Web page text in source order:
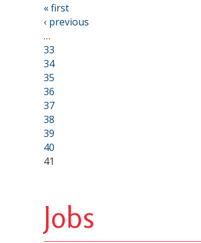
« first
‹ previous
…
33
34
35
36
37
38
39
40
41
Jobs